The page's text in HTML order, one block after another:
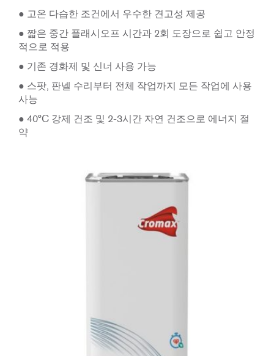
● 고온 다습한 조건에서 우수한 견고성 제공
● 짧은 중간 플래시오프 시간과 2회 도장으로 쉽고 안정
적으로 적용
● 기존 경화제 및 신너 사용 가능
● 스팟, 판넬 수리부터 전체 작업까지 모든 작업에 사용
사능
● 40°C 강제 건조 및 2-3시간 자연 건조으로 에너지 절
약